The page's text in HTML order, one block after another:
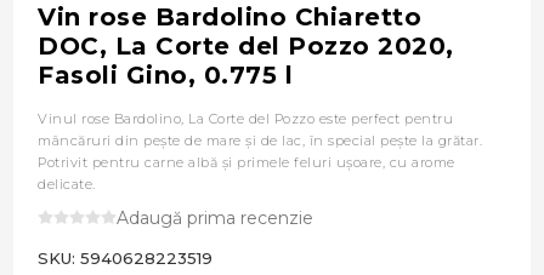
Vin rose Bardolino Chiaretto
DOC, La Corte del Pozzo 2020,
Fasoli Gino, 0.775 l
Vinul rose Bardolino, La Corte del Pozzo este perfect pentru
mâncăruri din pește de mare și de lac, în special pește la grătar.
Potrivit pentru carne albă și primele feluri ușoare, cu arome
delicate.
Adaugă prima recenzie
SKU: 5940628223519